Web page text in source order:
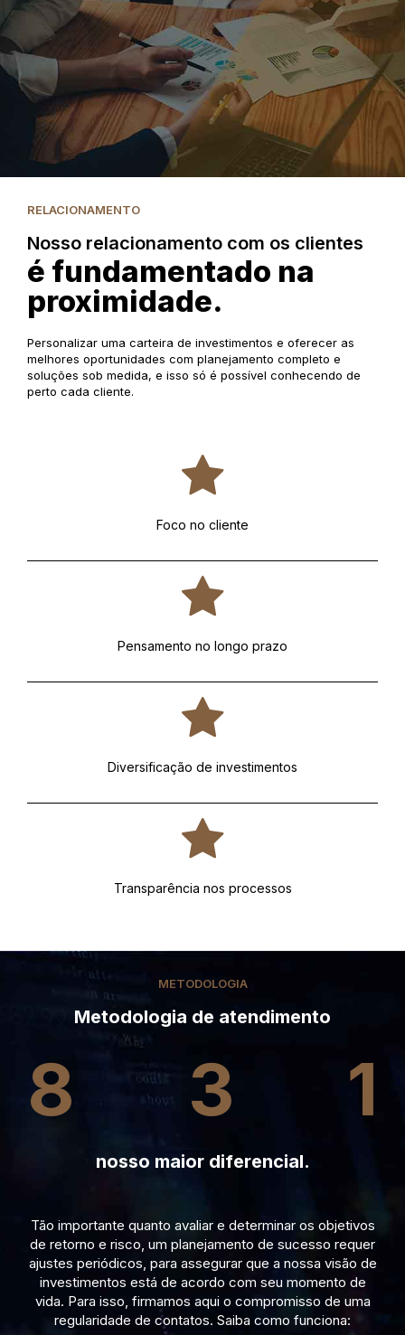
RELACIONAMENTO
Nosso relacionamento com os clientes
é fundamentado na
proximidade.
Personalizar uma carteira de investimentos e oferecer as
melhores oportunidades com planejamento completo e
soluções sob medida, e isso só é possível conhecendo de
perto cada cliente.
Foco no cliente
Pensamento no longo prazo
Diversificação de investimentos
Transparência nos processos
METODOLOGIA
Metodologia de atendimento
8 3 1
nosso maior diferencial.
Tão importante quanto avaliar e determinar os objetivos
de retorno e risco, um planejamento de sucesso requer
ajustes periódicos, para assegurar que a nossa visão de
investimentos está de acordo com seu momento de
vida. Para isso, firmamos aqui o compromisso de uma
regularidade de contatos. Saiba como funciona: